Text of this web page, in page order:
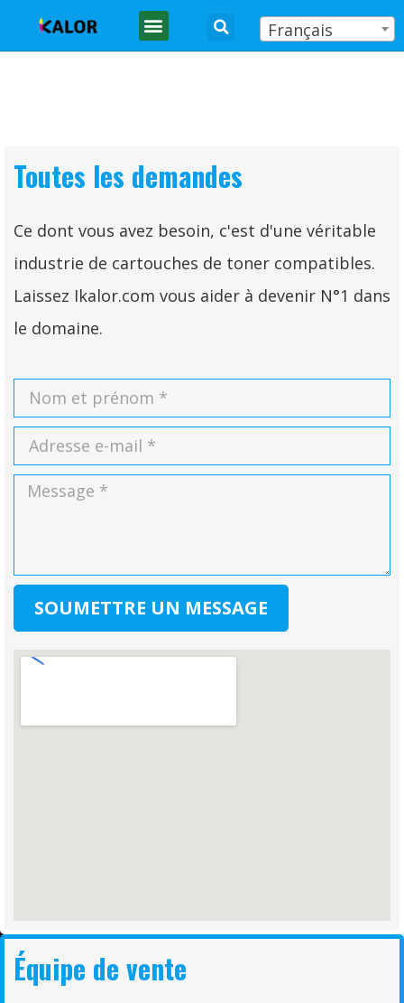
Français
Toutes les demandes
Ce dont vous avez besoin, c'est d'une véritable
industrie de cartouches de toner compatibles.
Laissez Ikalor.com vous aider à devenir N°1 dans
le domaine.
SOUMETTRE UN MESSAGE
Équipe de vente